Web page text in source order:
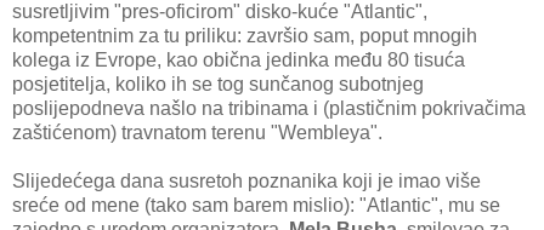
susretljivim "pres-oficirom" disko-kuće "Atlantic",
kompetentnim za tu priliku: završio sam, poput mnogih
kolega iz Evrope, kao obična jedinka među 80 tisuća
posjetitelja, koliko ih se tog sunčanog subotnjeg
poslijepodneva našlo na tribinama i (plastičnim pokrivačima
zaštićenom) travnatom terenu "Wembleya".
Slijedećega dana susretoh poznanika koji je imao više
sreće od mene (tako sam barem mislio): "Atlantic", mu se